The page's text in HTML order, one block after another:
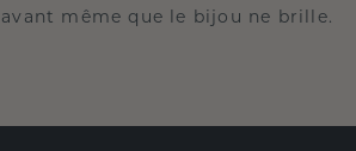
même que le bijou ne brille.